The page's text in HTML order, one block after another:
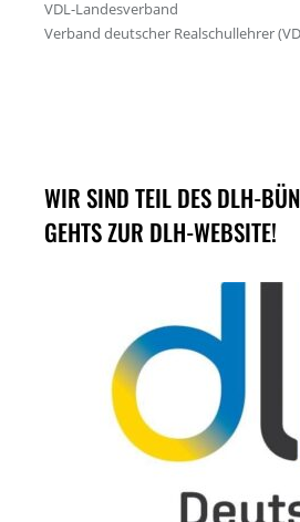
WIR SIND TEIL DES DLH-
GEHTS ZUR DLH-WEBSITE!